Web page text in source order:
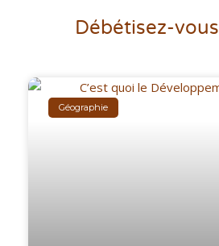
Débétisez-
Géographie